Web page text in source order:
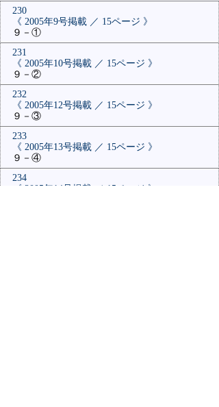
230
《 2005年9号掲載 ／ 15ページ 》
９－①
231
《 2005年10号掲載 ／ 15ページ 》
９－②
232
《 2005年12号掲載 ／ 15ページ 》
９－③
233
《 2005年13号掲載 ／ 15ページ 》
９－④
234
《 2005年14号掲載 ／ 15ページ 》